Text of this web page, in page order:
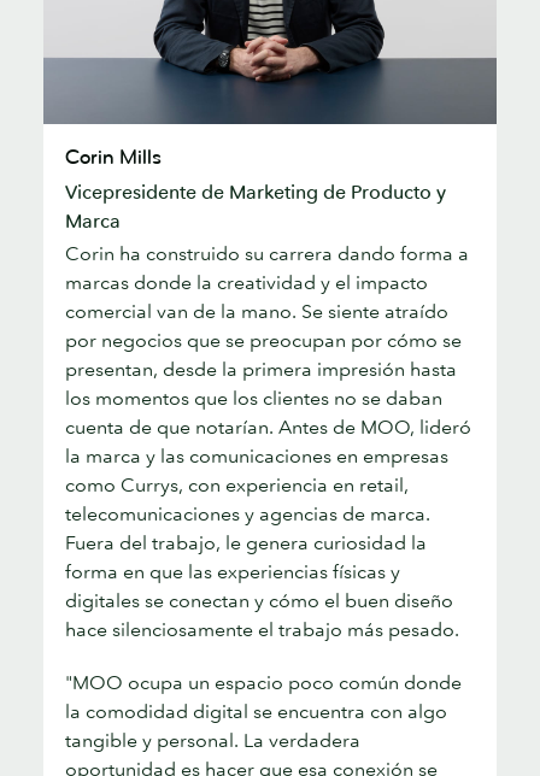
Mills
Corin Mills
Vicepresidente de Marketing de Producto y
Marca
Corin ha construido su carrera dando forma a
marcas donde la creatividad y el impacto
comercial van de la mano. Se siente atraído
por negocios que se preocupan por cómo se
presentan, desde la primera impresión hasta
los momentos que los clientes no se daban
cuenta de que notarían. Antes de MOO, lideró
la marca y las comunicaciones en empresas
como Currys, con experiencia en retail,
telecomunicaciones y agencias de marca.
Fuera del trabajo, le genera curiosidad la
forma en que las experiencias físicas y
digitales se conectan y cómo el buen diseño
hace silenciosamente el trabajo más pesado.
"MOO ocupa un espacio poco común donde
la comodidad digital se encuentra con algo
tangible y personal. La verdadera
oportunidad es hacer que esa conexión se